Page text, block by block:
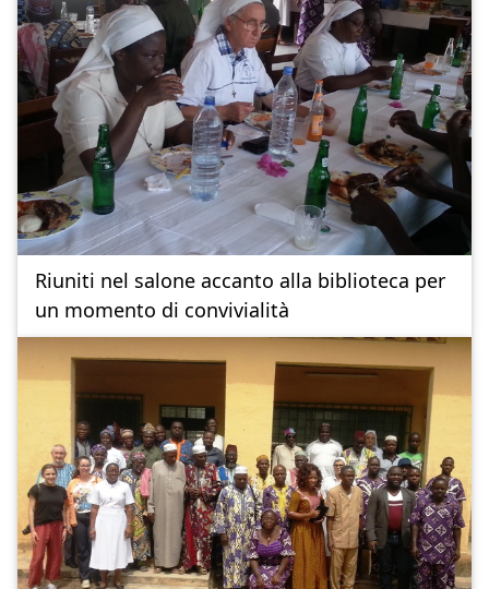
Riuniti nel salone accanto alla biblioteca per
un momento di convivialità